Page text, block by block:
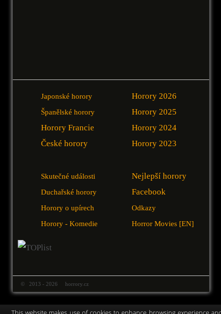
Japonské horory
Španělské horory
Horory Francie
České horory
Horory 2026
Horory 2025
Horory 2024
Horory 2023
Skutečné události
Duchařské horory
Horory o upírech
Horory - Komedie
Nejlepší horory
Facebook
Odkazy
Horror Movies [EN]
© 2013 - 2026 horrory.cz